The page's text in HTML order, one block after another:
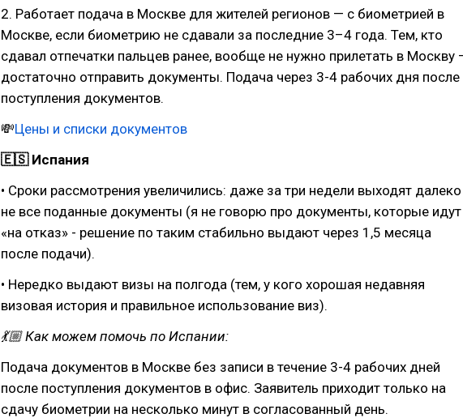
2. Работает подача в Москве для жителей регионов — с биометрией в
Москве, если биометрию не сдавали за последние 3–4 года. Тем, кто
сдавал отпечатки пальцев ранее, вообще не нужно прилетать в Москву
достаточно отправить документы. Подача через 3-4 рабочих дня после
поступления документов.
💸Цены и списки документов
🇪🇸 Испания
• Сроки рассмотрения увеличились: даже за три недели выходят далеко
не все поданные документы (я не говорю про документы, которые идут
«на отказ» - решение по таким стабильно выдают через 1,5 месяца
после подачи).
• Нередко выдают визы на полгода (тем, у кого хорошая недавняя
визовая история и правильное использование виз).
💃🏼 Как можем помочь по Испании:
Подача документов в Москве без записи в течение 3-4 рабочих дней
после поступления документов в офис. Заявитель приходит только на
сдачу биометрии на несколько минут в согласованный день.